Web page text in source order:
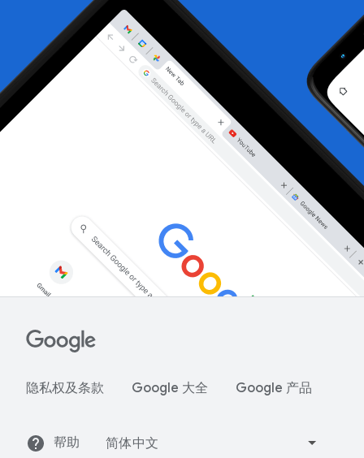
隐私权及条款 Google 大全 Google 产品
帮助